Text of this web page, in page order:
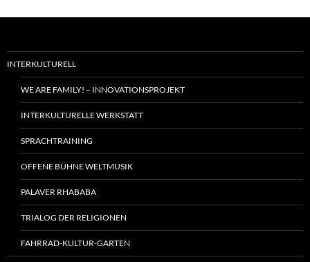
INTERKULTURELL
WE ARE FAMILY! – INNOVATIONSPROJEKT
INTERKULTURELLE WERKSTATT
SPRACHTRAINING
OFFENE BÜHNE WELTMUSIK
PALAVER RHABABA
TRIALOG DER RELIGIONEN
FAHRRAD-KULTUR-GARTEN